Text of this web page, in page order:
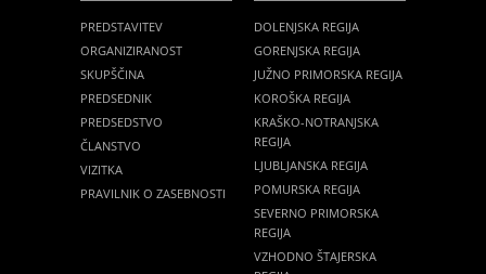
PREDSTAVITEV
ORGANIZIRANOST
SKUPŠČINA
PREDSEDNIK
PREDSEDSTVO
ČLANSTVO
VIZITKA
PRAVILNIK O ZASEBNOSTI
DOLENJSKA REGIJA
GORENJSKA REGIJA
JUŽNO PRIMORSKA REGIJA
KOROŠKA REGIJA
KRAŠKO-NOTRANJSKA
REGIJA
LJUBLJANSKA REGIJA
POMURSKA REGIJA
SEVERNO PRIMORSKA
REGIJA
VZHODNO ŠTAJERSKA